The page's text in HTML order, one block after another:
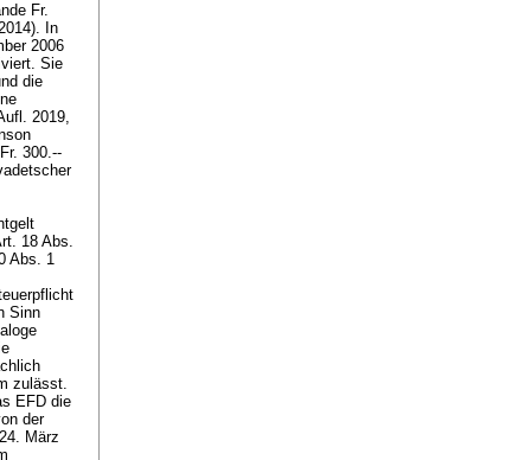
Fr.
In
2006
Sie
die
2019,
300.--
18 Abs.
Abs. 1
Sinn
zulässt.
EFD die
der
März